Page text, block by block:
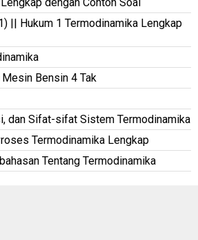
|| Hukum 1 Termodinamika Lengkap
Mesin Bensin 4 Tak
dan Sifat-sifat Sistem Termodinamika
Termodinamika Lengkap
Tentang Termodinamika